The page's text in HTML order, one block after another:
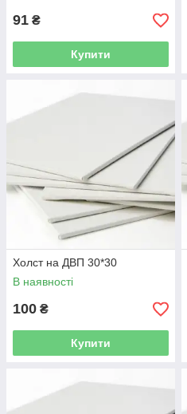
91 ₴
Купити
Холст на ДВП 30*30
В наявності
100 ₴
Купити